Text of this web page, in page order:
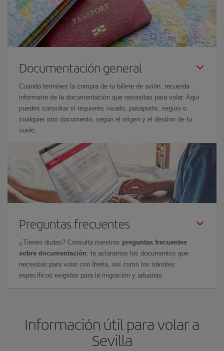
Documentación general
Cuando termines la compra de tu billete de avión, recuerda
informarte de la documentación que necesitas para volar. Aquí
puedes consultar si requieres visado, pasaporte, seguro o
cualquier otro documento, según el origen y el destino de tu
vuelo.
Preguntas frecuentes
¿Tienes dudas? Consulta nuestras preguntas frecuentes
sobre documentación: te aclaramos los documentos que
necesitas para volar con Iberia, así como los trámites
específicos exigidos para la migración y aduanas.
Información útil para volar a
Sevilla